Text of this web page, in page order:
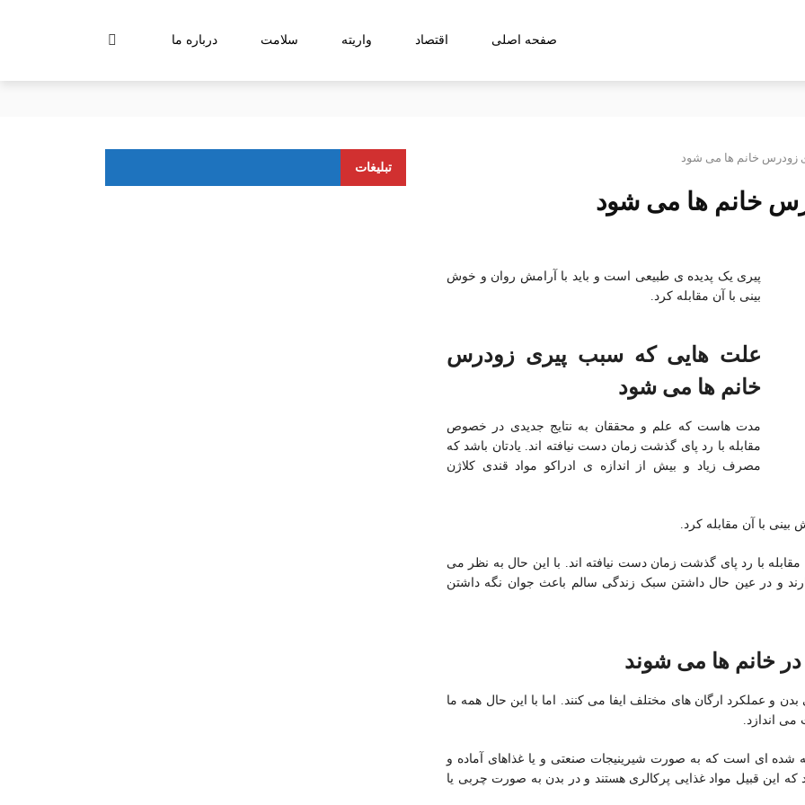
صفحه اصلی اقتصاد واریته سلامت درباره ما
و خبر تبریک گفت
مالی با کارکنان بخش‌های مختلف شرکت؛دیدار با کارکنان بخش فولادسازی، ریخته‌گری و دیسپاچینگ
زودرس خانم ها می شود
خانم ها می شود
پیری یک پدیده ی طبیعی است و باید با آرامش روان و خوش
بینی با آن مقابله کرد.
علت هایی که سبب پیری زودرس
خانم ها می شود
مدت هاست که علم و محققان به نتایج جدیدی در خصوص
مقابله با رد پای گذشت زمان دست نیافته اند. یادتان باشد که
مصرف زیاد و بیش از اندازه ی ادراکو مواد قندی کلاژن
با آن مقابله کرد.
با رد پای گذشت زمان دست نیافته اند. با این حال به نظر می
و در عین حال داشتن سبک زندگی سالم باعث جوان نگه داشتن
و عملکرد ارگان های مختلف ایفا می کنند. اما با این حال همه ما
می اندازد.
شده ای است که به صورت شیرینیجات صنعتی و یا غذاهای آماده و
قبیل مواد غذایی پرکالری هستند و در بدن به صورت چربی یا
تبلیغات